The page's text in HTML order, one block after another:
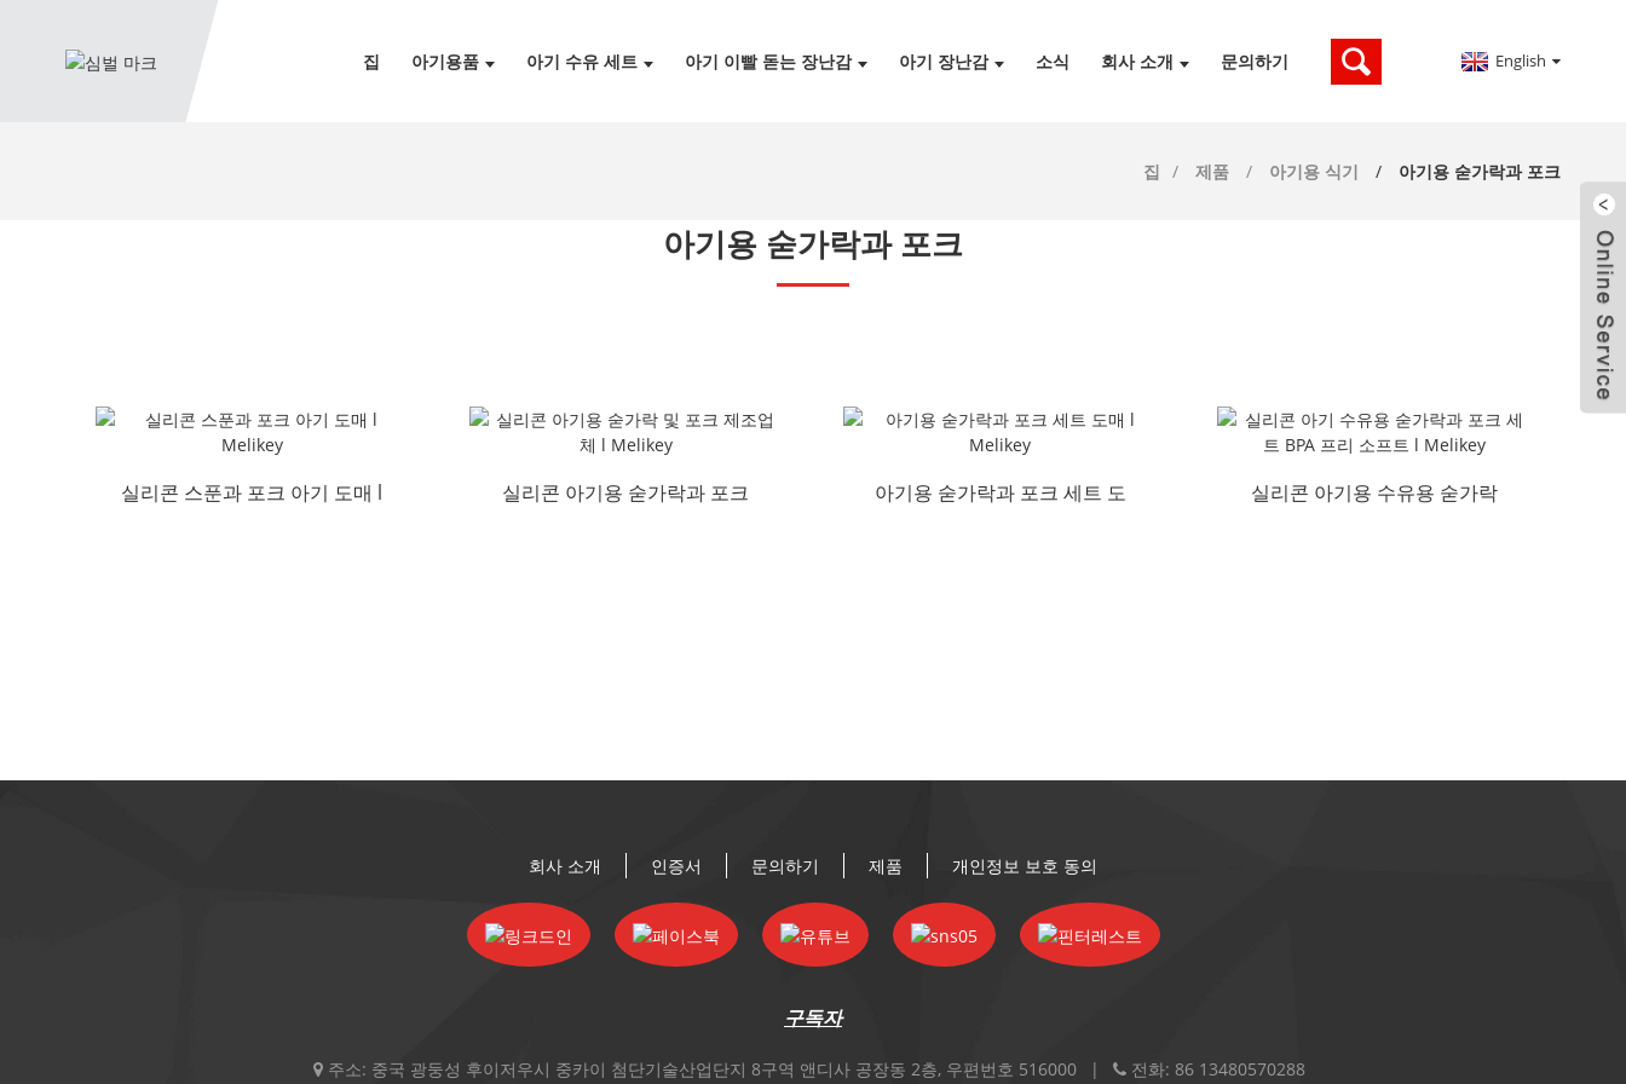
집 아기용품 아기 수유 세트 아기 이빨 돋는 장난감 아기 장난감 소식 회사 소개 문의하기 English
집 제품 아기용 식기 아기용 숟가락과 포크
아기용 숟가락과 포크
실리콘 스푼과 포크 아기 도매 l
실리콘 아기용 숟가락과 포크
아기용 숟가락과 포크 세트 도
실리콘 아기용 수유용 숟가락
회사 소개 인증서 문의하기 제품 개인정보 보호 동의
구독자
주소: 중국 광둥성 후이저우시 중카이 첨단기술산업단지 8구역 앤디사 공장동 2층, 우편번호 516000 전화: 86 13480570288